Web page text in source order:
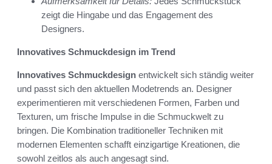
zeigt die Hingabe und das Engagement des
Designers.
Innovatives Schmuckdesign im Trend
Innovatives Schmuckdesign entwickelt sich ständig weiter
und passt sich den aktuellen Modetrends an. Designer
experimentieren mit verschiedenen Formen, Farben und
Texturen, um frische Impulse in die Schmuckwelt zu
bringen. Die Kombination traditioneller Techniken mit
modernen Elementen schafft einzigartige Kreationen, die
sowohl zeitlos als auch angesagt sind.